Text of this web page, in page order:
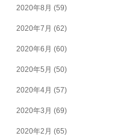
2020年8月 (59)
2020年7月 (62)
2020年6月 (60)
2020年5月 (50)
2020年4月 (57)
2020年3月 (69)
2020年2月 (65)